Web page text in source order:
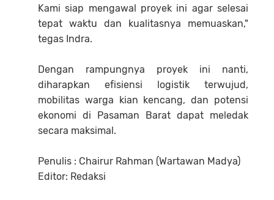
Kami siap mengawal proyek ini agar selesai
tepat waktu dan kualitasnya memuaskan,"
tegas Indra.
Dengan rampungnya proyek ini nanti,
diharapkan efisiensi logistik terwujud,
mobilitas warga kian kencang, dan potensi
ekonomi di Pasaman Barat dapat meledak
secara maksimal.
Penulis : Chairur Rahman (Wartawan Madya)
Editor: Redaksi